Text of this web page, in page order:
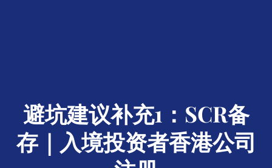
避坑建议补充1：SCR备
存｜入境投资者香港公司